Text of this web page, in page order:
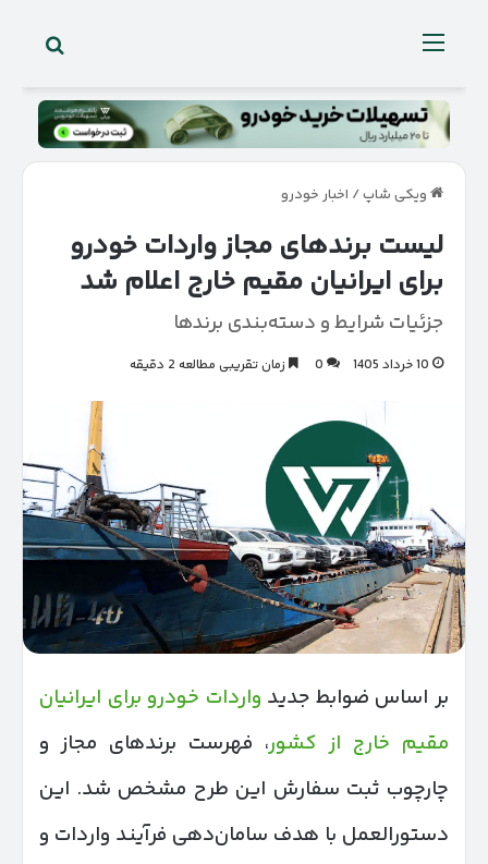
منو
ویکی شاپ/ اخبار خودرو
لیست برندهای مجاز واردات خودرو
برای ایرانیان مقیم خارج اعلام شد
جزئیات شرایط و دسته‌بندی برندها
10 خرداد 1405 0 زمان تقریبی مطالعه 2 دقیقه
بر اساس ضوابط جدید واردات خودرو برای ایرانیان
مقیم خارج از کشور، فهرست برندهای مجاز و
چارچوب ثبت سفارش این طرح مشخص شد. این
دستورالعمل با هدف سامان‌دهی فرآیند واردات و